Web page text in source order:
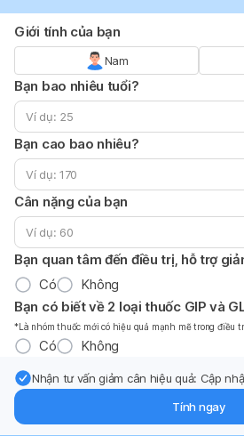
Giới tính của bạn
Nam
Bạn bao nhiêu tuổi?
Bạn cao bao nhiêu?
Cân nặng của bạn
Bạn quan tâm đến điều trị, hỗ trợ
Có
Không
Bạn có biết về 2 loại thuốc GIP và
*Là nhóm thuốc mới có hiệu quả mạnh mẽ trong điều
Có Không
Nhận tư vấn giảm cân hiệu quả: Cập
Tính ngay